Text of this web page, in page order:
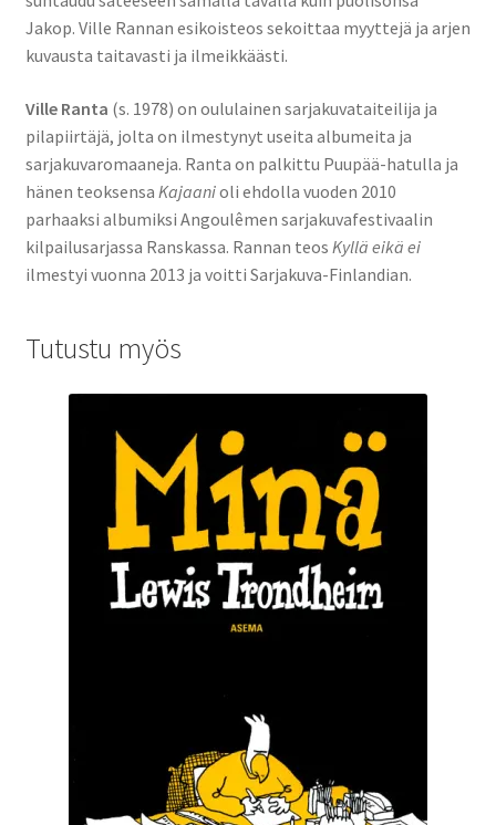
Jakop. Ville Rannan esikoisteos sekoittaa myyttejä ja arjen
kuvausta taitavasti ja ilmeikkäästi.
Ville Ranta (s. 1978) on oululainen sarjakuvataiteilija ja
pilapiirtäjä, jolta on ilmestynyt useita albumeita ja
sarjakuvaromaaneja. Ranta on palkittu Puupää-hatulla ja
hänen teoksensa Kajaanioli ehdolla vuoden 2010
parhaaksi albumiksi Angoulêmen sarjakuvafestivaalin
kilpailusarjassa Ranskassa. Rannan teos Kyllä eikä ei
ilmestyi vuonna 2013 ja voitti Sarjakuva-Finlandian.
Tutustu myös